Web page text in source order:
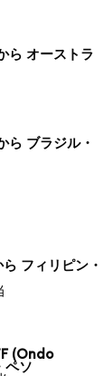
ら オーストラ
ブラジル・
フィリピン・
(Ondo
ペソ